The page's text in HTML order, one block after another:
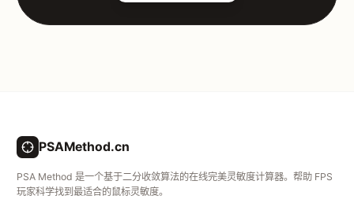
PSAMethod.cn
PSA Method 是一个基于二分收敛算法的在线完美灵敏度计算器。帮助 FPS
玩家科学找到最适合的鼠标灵敏度。